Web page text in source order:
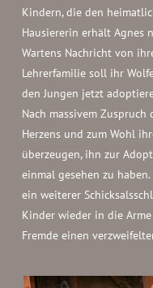
Kindern, die den
Hausiererin erhält Agnes
Wartens Nachricht von
Lehrerfamilie soll ihr
den Jungen jetzt
Nach massivem Zuspruch
Herzens und zum Wohl
überzeugen, ihn zur
einmal gesehen zu
ein weiterer
Kinder wieder in die
Fremde einen